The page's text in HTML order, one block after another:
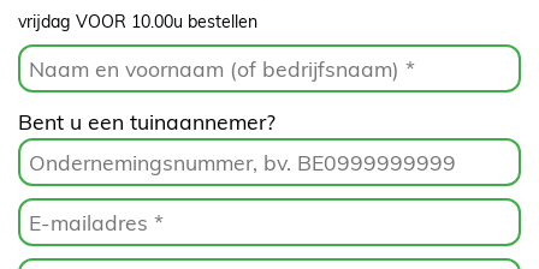
Kwekerij
Graszoden
Sierschors
Tuinproducten
vrijdag VOOR 10.00u bestellen
Bent u een tuinaannemer?